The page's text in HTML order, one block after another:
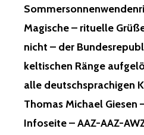
Magische – rituelle
nicht – der
keltischen Ränge
alle deutschsprachigen
Thomas Michael Giesen
Infoseite – AAZ-AAZ-